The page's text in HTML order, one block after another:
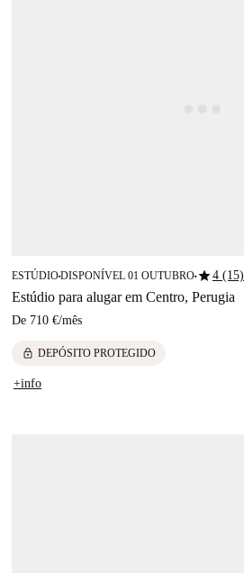
ESTÚDIO■DISPONÍVEL 01 OUTUBRO■star4 (15)
Estúdio para alugar em Centro, Perugia
De 710 €/mês
lock DEPÓSITO PROTEGIDO
+info